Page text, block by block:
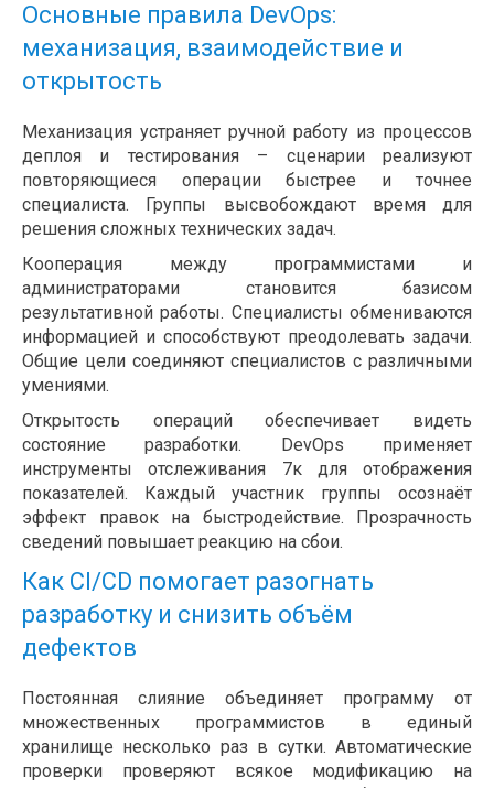
Основные правила DevOps:
механизация, взаимодействие и
открытость
Механизация устраняет ручной работу из процессов
деплоя и тестирования – сценарии реализуют
повторяющиеся операции быстрее и точнее
специалиста. Группы высвобождают время для
решения сложных технических задач.
Кооперация между программистами и
администраторами становится базисом
результативной работы. Специалисты обмениваются
информацией и способствуют преодолевать задачи.
Общие цели соединяют специалистов с различными
умениями.
Открытость операций обеспечивает видеть
состояние разработки. DevOps применяет
инструменты отслеживания 7к для отображения
показателей. Каждый участник группы осознаёт
эффект правок на быстродействие. Прозрачность
сведений повышает реакцию на сбои.
Как CI/CD помогает разогнать
разработку и снизить объём
дефектов
Постоянная слияние объединяет программу от
множественных программистов в единый
хранилище несколько раз в сутки. Автоматические
проверки проверяют всякое модификацию на